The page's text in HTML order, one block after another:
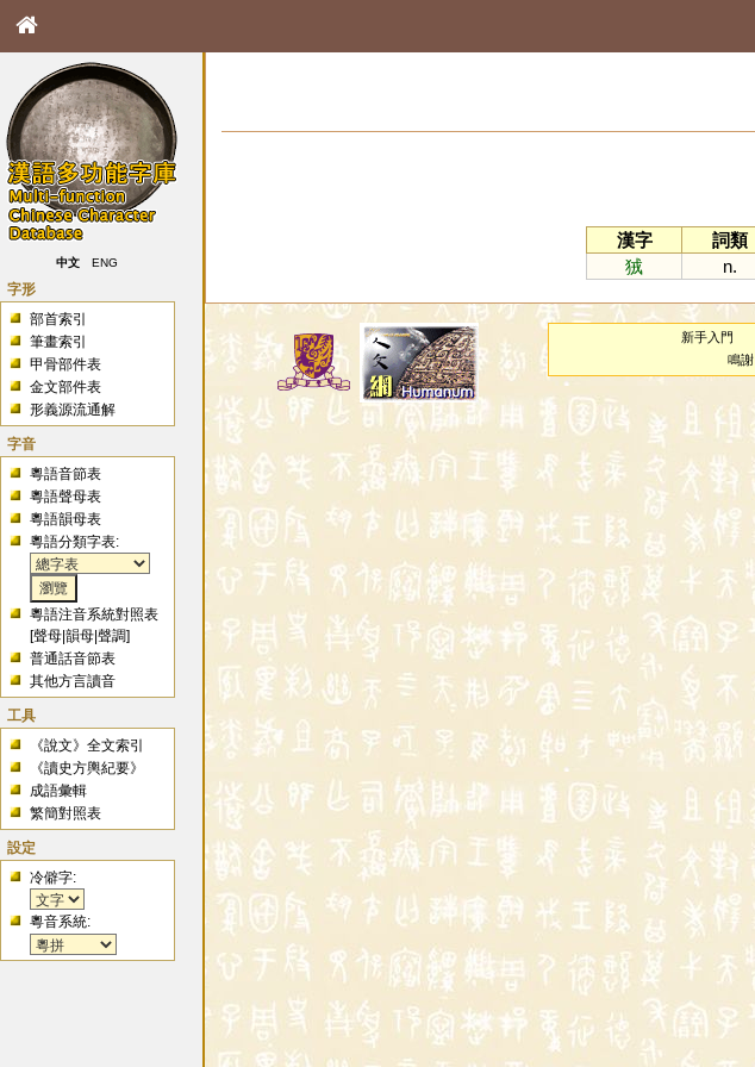
中文 ENG
字形
部首索引
筆畫索引
甲骨部件表
金文部件表
形義源流通解
字音
粵語音節表
粵語聲母表
粵語韻母表
粵語分類字表:
粵語注音系統對照表
[聲母 |韻母 |聲調]
普通話音節表
其他方言讀音
工具
《說文》全文索引
《讀史方輿紀要》
成語彙輯
繁簡對照表
設定
冷僻字:
粵音系統:
漢字
詞類
狨
n.
新手入門
鳴謝